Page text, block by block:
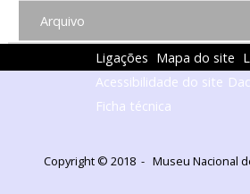
Arquivo
Ligações Mapa do site
Acessibilidade do site
Ficha técnica
Copyright © 2018 - Museu Nacional